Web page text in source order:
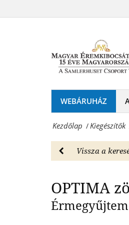
-
gyüjtői
érmealbum
tokkal
zöld
-
Kiegészítők
WEBÁRUHÁZ
Kezdőlap /Kiegészítők
Vissza a
OPTIMA
színben
Kiegészítők
Kft.
Érmék
és